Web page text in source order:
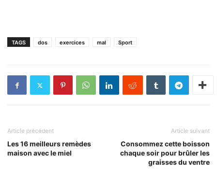
TAGS dos exercices mal Sport
Article précédent
Les 16 meilleurs remèdes
maison avec le miel
Article suivant
Consommez cette boisson
chaque soir pour brûler les
graisses du ventre